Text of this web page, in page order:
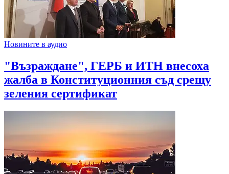
Новините в аудио
"Възраждане", ГЕРБ и ИТН внесоха
жалба в Конституционния съд срещу
зеления сертификат